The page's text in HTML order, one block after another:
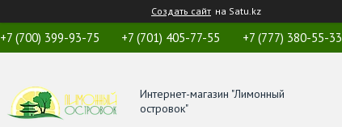
Создать сайт на Satu.kz
+7 (700) 399-93-75 +7 (701) 405-77-55 +7 (777) 380-55-33
Интернет-магазин "Лимонный
островок"